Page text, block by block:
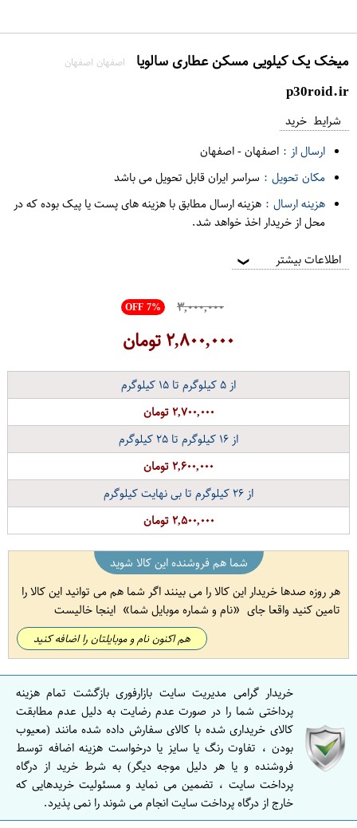
میخک یک کیلویی مسکن عطاری سالویا اصفهان اصفهان
p30roid.ir
شرایط خرید
ارسال از : اصفهان-اصفهان
مکان تحویل : سراسر ایران قابل تحویل می باشد
هزینه ارسال : هزینه ارسال مطابق با هزینه های پست یا پیک بوده که در
محل از خریدار اخذ خواهد شد.
اطلاعات بیشتر ❯
OFF 7% ۳,۰۰۰,۰۰۰
۲,۸۰۰,۰۰۰تومان
از ۵کیلوگرم تا ۱۵ کیلوگرم
۲,۷۰۰,۰۰۰ تومان
از ۱۶ کیلوگرم تا ۲۵ کیلوگرم
۲,۶۰۰,۰۰۰ تومان
از ۲۶ کیلوگرم تا بی نهایت کیلوگرم
۲,۵۰۰,۰۰۰ تومان
شما هم فروشنده این کالا شوید
هر روزه صدها خریدار این کالا را می بینند اگر شما هم می توانید این کالا را
تامین کنید واقعا جای
نام و شماره موبایل شما اینجا خالیست
هم اکنون نام و موبایلتان را اضافه کنید
خریدار گرامی مدیریت سایت بازارفوری بازگشت تمام هزینه
پرداختی شما را در صورت عدم رضایت به دلیل عدم مطابقت
کالای خریداری شده با کالای سفارش داده شده مانند (معیوب
بودن ، تفاوت رنگ یا سایز یا درخواست هزینه اضافه توسط
فروشنده و یا هر دلیل موجه دیگر) به شرط خرید از درگاه
پرداخت سایت ، تضمین می نماید و مسئولیت خریدهایی که
خارج از درگاه پرداخت سایت انجام می شوند را نمی پذیرد.